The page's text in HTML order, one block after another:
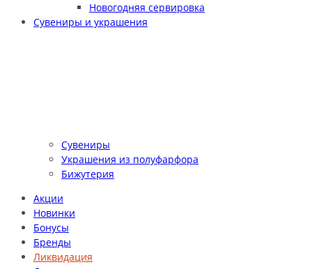
Новогодняя сервировка
Сувениры и украшения
Сувениры
Украшения из полуфарфора
Бижутерия
Акции
Новинки
Бонусы
Бренды
Ликвидация